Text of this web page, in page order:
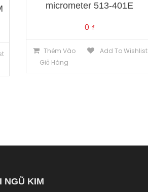
micrometer 513-401E
0 ₫
Thêm Vào
Giỏ Hàng
Add To Wishlist
NGŨ KIM